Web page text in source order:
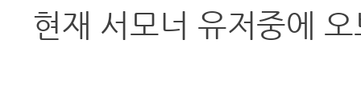
현재 서모너 유저중에